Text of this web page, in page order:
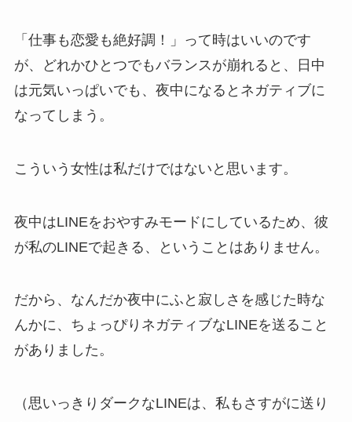
「仕事も恋愛も絶好調！」って時はいいのです
が、どれかひとつでもバランスが崩れると、日中
は元気いっぱいでも、夜中になるとネガティブに
なってしまう。
こういう女性は私だけではないと思います。
夜中はLINEをおやすみモードにしているため、彼
が私のLINEで起きる、ということはありません。
だから、なんだか夜中にふと寂しさを感じた時な
んかに、ちょっぴりネガティブなLINEを送ること
がありました。
（思いっきりダークなLINEは、私もさすがに送り